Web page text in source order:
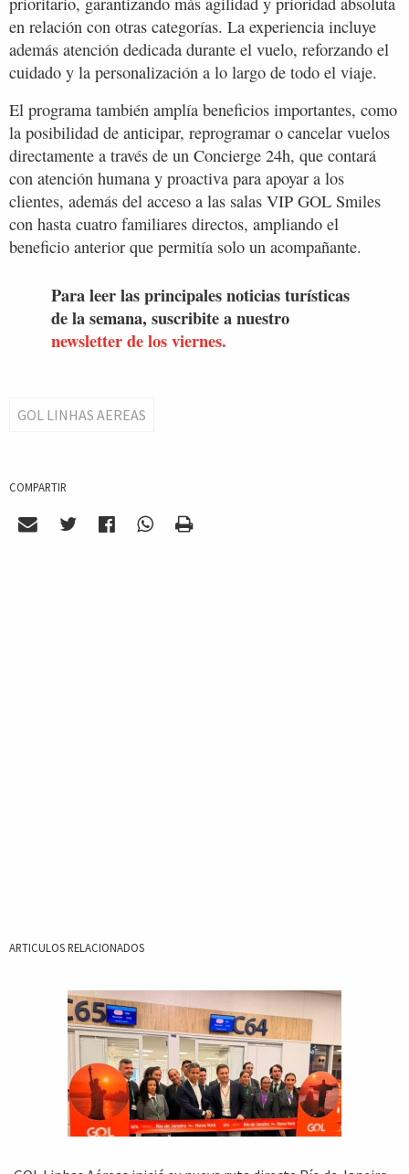
en relación con otras categorías. La experiencia incluye
además atención dedicada durante el vuelo, reforzando el
cuidado y la personalización a lo largo de todo el viaje.
El programa también amplía beneficios importantes, como
la posibilidad de anticipar, reprogramar o cancelar vuelos
directamente a través de un Concierge 24h, que contará
con atención humana y proactiva para apoyar a los
clientes, además del acceso a las salas VIP GOL Smiles
con hasta cuatro familiares directos, ampliando el
beneficio anterior que permitía solo un acompañante.
Para leer las principales noticias turísticas
de la semana, suscribite a nuestro
newsletter de los viernes.
GOL LINHAS AEREAS
COMPARTIR
ARTICULOS RELACIONADOS